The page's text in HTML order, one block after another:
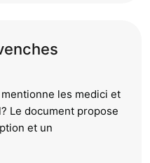
les medici et
Le document propose
et un